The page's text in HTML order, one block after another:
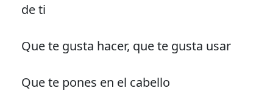
de ti
Que te gusta hacer, que te gusta usar
Que te pones en el cabello